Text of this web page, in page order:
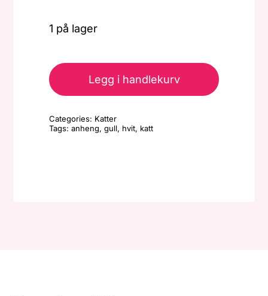
1 på lager
-
-
Legg i handlekurv
Categories: Katter
Tags:anheng,gull, hvit, katt